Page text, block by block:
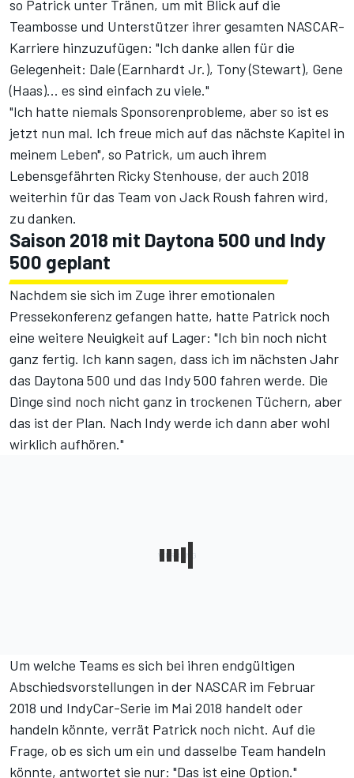
so Patrick unter Tränen, um mit Blick auf die
Teambosse und Unterstützer ihrer gesamten NASCAR-
Karriere hinzuzufügen: "Ich danke allen für die
Gelegenheit: Dale (Earnhardt Jr.), Tony (Stewart), Gene
(Haas)... es sind einfach zu viele."
"Ich hatte niemals Sponsorenprobleme, aber so ist es
jetzt nun mal. Ich freue mich auf das nächste Kapitel in
meinem Leben", so Patrick, um auch ihrem
Lebensgefährten Ricky Stenhouse, der auch 2018
weiterhin für das Team von Jack Roush fahren wird,
zu danken.
Saison 2018 mit Daytona 500 und Indy
500 geplant
Nachdem sie sich im Zuge ihrer emotionalen
Pressekonferenz gefangen hatte, hatte Patrick noch
eine weitere Neuigkeit auf Lager: "Ich bin noch nicht
ganz fertig. Ich kann sagen, dass ich im nächsten Jahr
das Daytona 500 und das Indy 500 fahren werde. Die
Dinge sind noch nicht ganz in trockenen Tüchern, aber
das ist der Plan. Nach Indy werde ich dann aber wohl
wirklich aufhören."
Um welche Teams es sich bei ihren endgültigen
Abschiedsvorstellungen in der NASCAR im Februar
2018 und IndyCar-Serie im Mai 2018 handelt oder
handeln könnte, verrät Patrick noch nicht. Auf die
Frage, ob es sich um ein und dasselbe Team handeln
könnte, antwortet sie nur: "Das ist eine Option."